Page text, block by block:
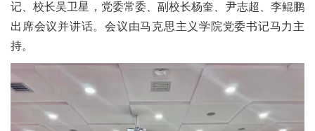
记、校长吴卫星，党委常委、副校长杨奎、尹志超、李鲲鹏
出席会议并讲话。会议由马克思主义学院党委书记马力主
持。